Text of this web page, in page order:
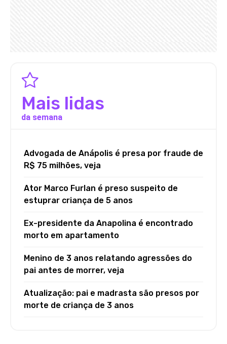
Mais lidas
da semana
Advogada de Anápolis é presa por fraude de
R$ 75 milhões, veja
Ator Marco Furlan é preso suspeito de
estuprar criança de 5 anos
Ex-presidente da Anapolina é encontrado
morto em apartamento
Menino de 3 anos relatando agressões do
pai antes de morrer, veja
Atualização: pai e madrasta são presos por
morte de criança de 3 anos